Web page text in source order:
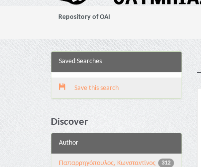
Repository of OAI
Saved Searches
Save this search
Discover
Author
312
Παπαρρηγόπουλος, Κωνσταντίνος